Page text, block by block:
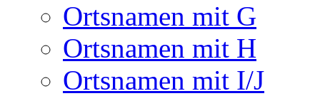
Ortsnamen mit G
Ortsnamen mit H
Ortsnamen mit I/J